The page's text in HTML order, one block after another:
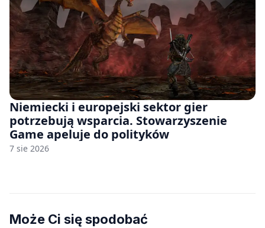
Niemiecki i europejski sektor gier
potrzebują wsparcia. Stowarzyszenie
Game apeluje do polityków
7 sie 2026
Może Ci się spodobać